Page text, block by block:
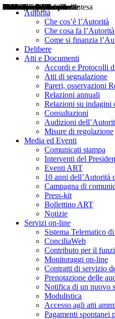
Autorità
Che cos’è l’Autorità
Che cosa fa l’Autorità
Come si finanzia
Delibere
Atti e Documenti
Accordi e Protocolli
Atti di segnalazione
Pareri, osservazioni
Relazioni annuali
Relazioni su indagini
Consultazioni
Audizioni
Misure di regolazione
Media ed Eventi
Comunicati stampa
Interventi del
Eventi ART
10 anni dell’Autorità
Campagna di
Press-kit
Bollettino ART
Notizie
Servizi on-line
Sistema Telematico
ConciliaWeb
Contributo per il
Monitoraggi on-line
Contratti di servizio
Prenotazione delle
Notifica di un nuovo
Modulistica
Accesso agli atti
Pagamenti spontanei
Delibere
Pareri
Consultazioni
Audizioni
Atti di Segnalazione
Accordi e Protocolli d'Intesa
Relazioni annuali
Misure di regolazione
Notizie
Comunicati Stampa
Bollettini ART
Convegni ART
Interviste del Presidente
Articoli in primo piano
Interventi del Presidente
2004
2005
2010
2013
2014
2015
2016
2017
2018
2019
202
2020
2021
2022
2023
2024
2025
2026
Aereo
Marittimo
Terrestre